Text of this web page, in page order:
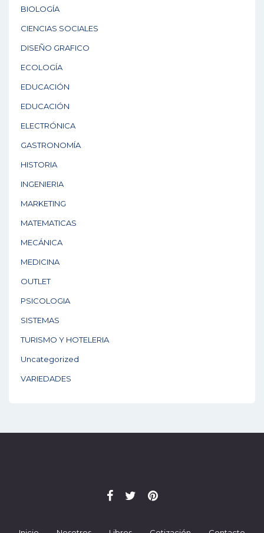
BIOLOGÍA
CIENCIAS SOCIALES
DISEÑO GRAFICO
ECOLOGÍA
EDUCACIÓN
EDUCACIÓN
ELECTRÓNICA
GASTRONOMÍA
HISTORIA
INGENIERIA
MARKETING
MATEMATICAS
MECÁNICA
MEDICINA
OUTLET
PSICOLOGIA
SISTEMAS
TURISMO Y HOTELERIA
Uncategorized
VARIEDADES